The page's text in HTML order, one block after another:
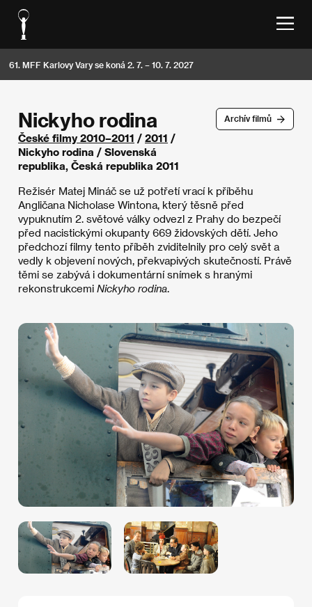
61. MFF Karlovy Vary se koná 2. 7. – 10. 7. 2027
Archív filmů
Nickyho rodina
České filmy 2010–2011 / 2011 /
Nickyho rodina / Slovenská
republika, Česká republika 2011
Režisér Matej Mináč se už potřetí vrací k příběhu
Angličana Nicholase Wintona, který těsně před
vypuknutím 2. světové války odvezl z Prahy do bezpečí
před nacistickými okupanty 669 židovských dětí. Jeho
předchozí filmy tento příběh zviditelnily pro celý svět a
vedly k objevení nových, překvapivých skutečností. Právě
těmi se zabývá i dokumentární snímek s hranými
rekonstrukcemi Nickyho rodina.